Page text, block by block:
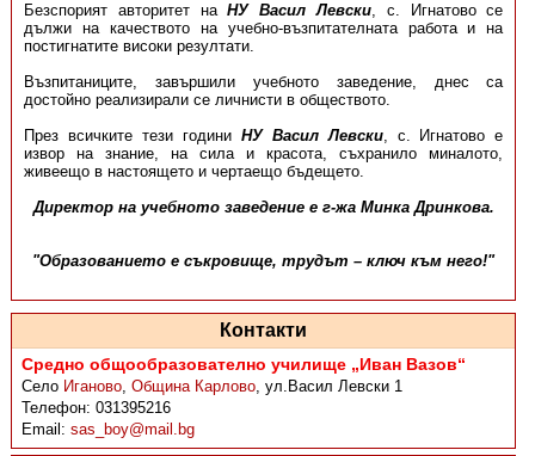
Безспорият авторитет наНУ Васил Левски, с. Игнатово се
дължи на качеството на учебно-възпитателната работа и на
постигнатите високи резултати.
Възпитаниците, завършили учебното заведение, днес са
достойно реализирали се личнисти в обществото.
През всичките тези години НУ Васил Левски, с. Игнатово е
извор на знание, на сила и красота, съхранило миналото,
живеещо в настоящето и чертаещо бъдещето.
Директор на учебното заведение е г-жа Минка Дринкова.
"Образованието е съкровище, трудът – ключ към него!"
Контакти
Средно общообразователно училище „Иван Вазов“
Село Иганово,Община Карлово,ул.Васил Левски 1
Телефон:031395216
Email:sas_boy@mail.bg